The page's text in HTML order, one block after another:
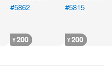
¥200 ¥200